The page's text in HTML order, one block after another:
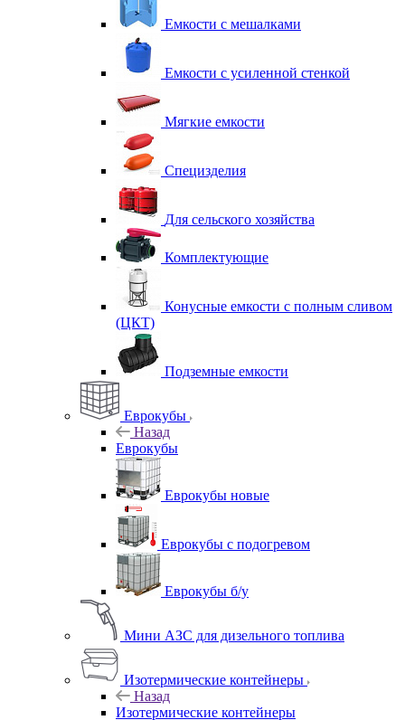
Емкости с мешалками
Емкости с усиленной стенкой
Мягкие емкости
Специзделия
Для сельского хозяйства
Комплектующие
Конусные емкости с полным сливом
(ЦКТ)
Подземные емкости
Еврокубы
Назад
Еврокубы
Еврокубы новые
Еврокубы с подогревом
Еврокубы б/у
Мини АЗС для дизельного топлива
Изотермические контейнеры
Назад
Изотермические контейнеры